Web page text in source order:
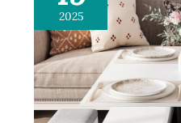
2025
table
VOWNER
multifonctionnelle
avec
rangement
caché